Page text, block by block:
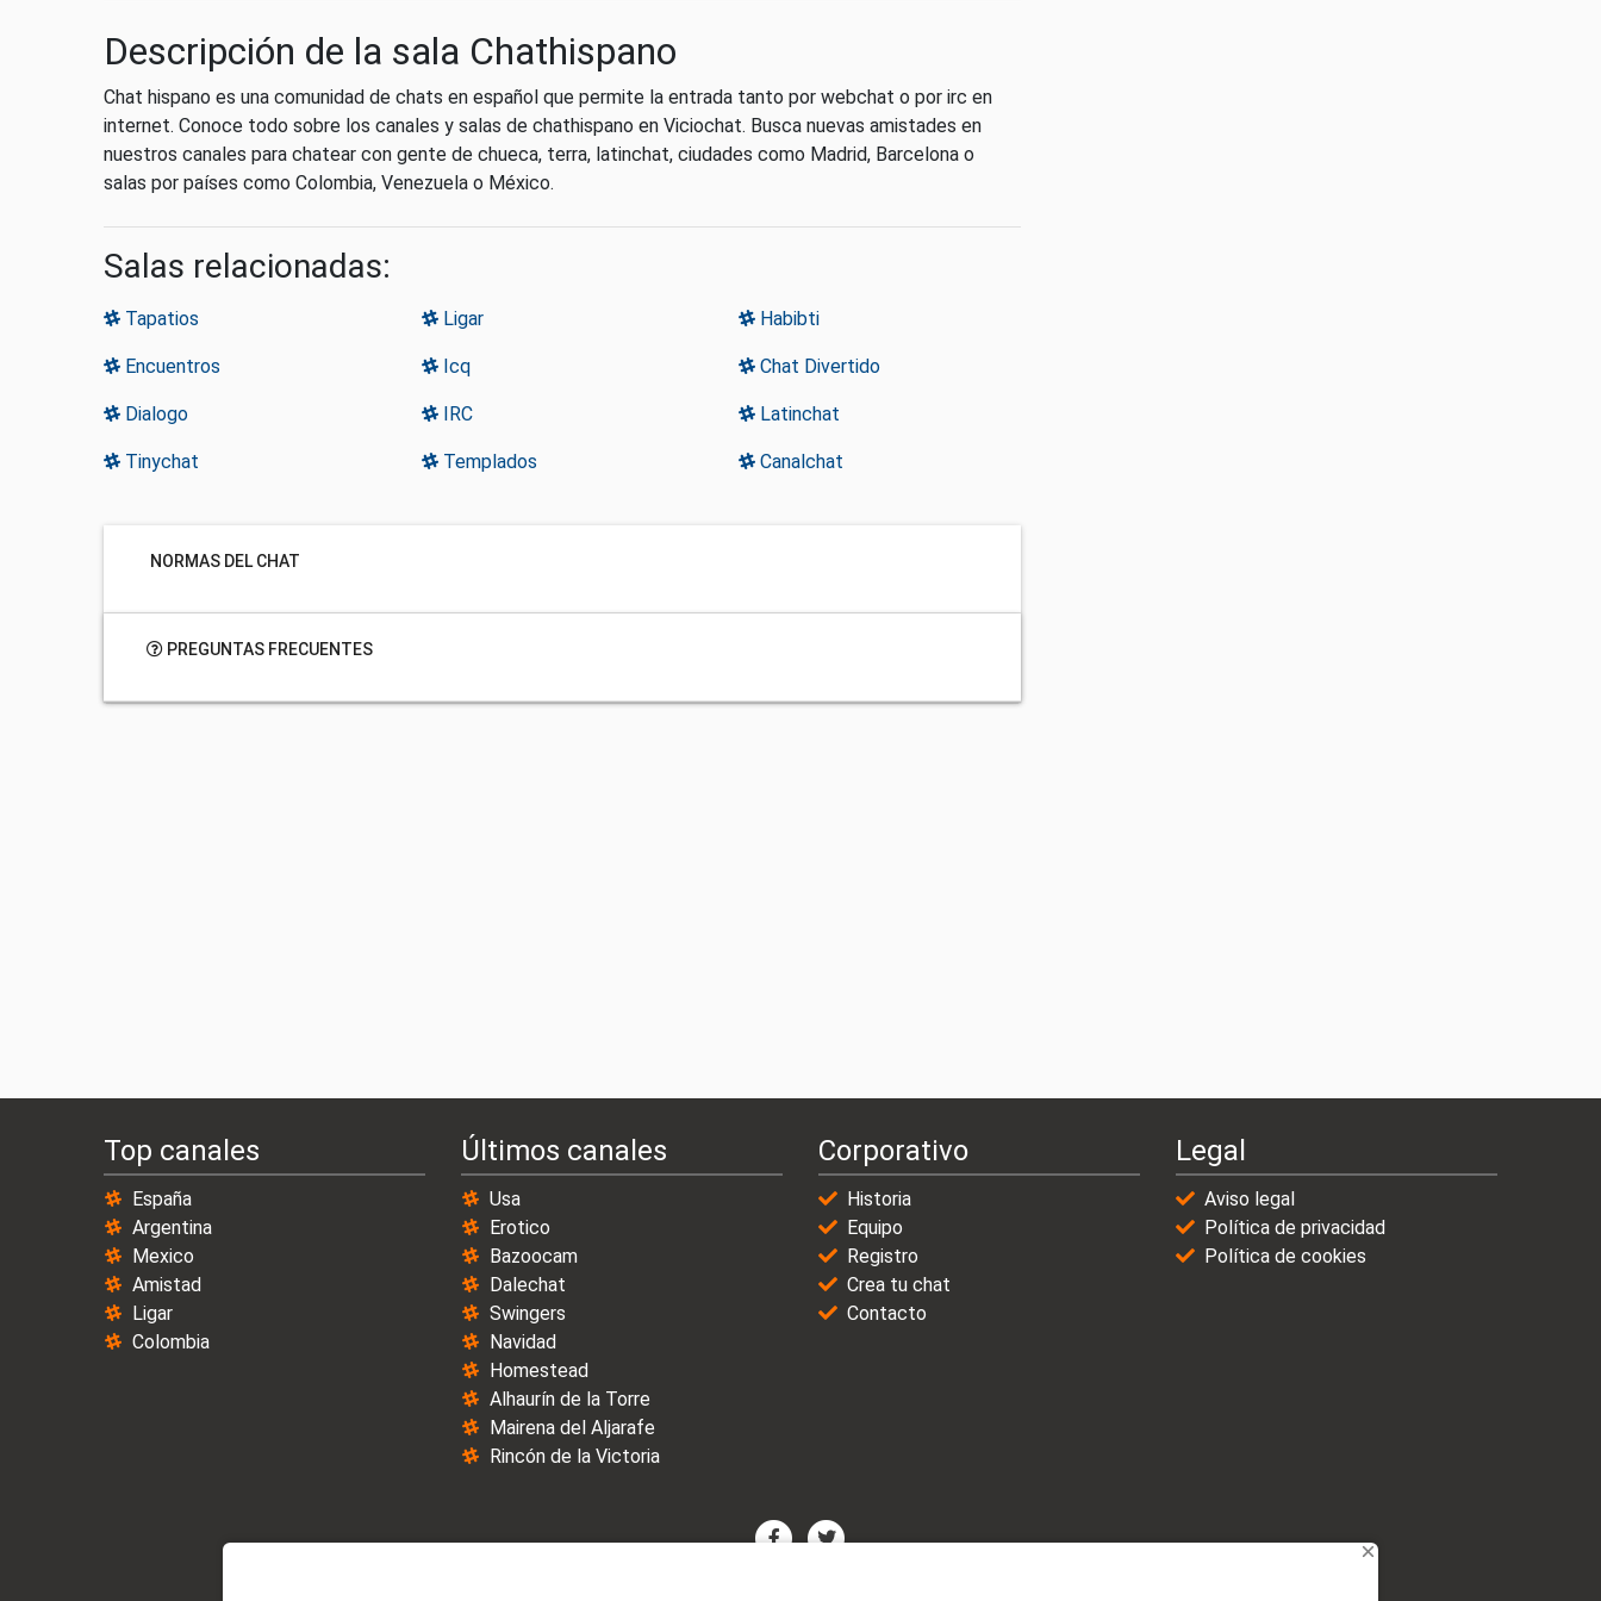
Descripción de la sala Chathispano
Chat hispano es una comunidad de chats en español que permite la entrada tanto por webchat o por irc en
internet. Conoce todo sobre los canales y salas de chathispano en Viciochat. Busca nuevas amistades en
nuestros canales para chatear con gente de chueca, terra, latinchat, ciudades como Madrid, Barcelona o
salas por países como Colombia, Venezuela o México.
Salas relacionadas:
Tapatios Ligar Habibti
Encuentros Icq Chat Divertido
Dialogo IRC Latinchat
Tinychat Templados Canalchat
NORMAS DEL CHAT
PREGUNTAS FRECUENTES
Top canales
España
Argentina
Mexico
Amistad
Ligar
Colombia
Últimos canales
Usa
Erotico
Bazoocam
Dalechat
Swingers
Navidad
Homestead
Alhaurín de la Torre
Mairena del Aljarafe
Rincón de la Victoria
Corporativo
Historia
Equipo
Registro
Crea tu chat
Contacto
Legal
Aviso legal
Política de privacidad
Política de cookies